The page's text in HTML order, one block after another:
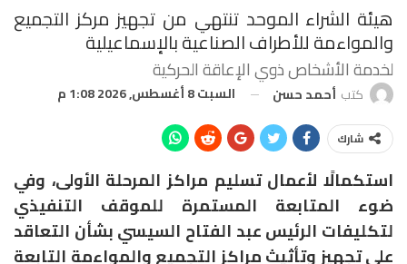
هيئة الشراء الموحد تنتهي من تجهيز مركز التجميع
والمواءمة للأطراف الصناعية بالإسماعيلية
لخدمة الأشخاص ذوي الإعاقة الحركية
كتب أحمد حسن السبت 8 أغسطس, 2026 1:08 م
شارك
استكمالًا لأعمال تسليم مراكز المرحلة الأولى، وفي
ضوء المتابعة المستمرة للموقف التنفيذي
لتكليفات الرئيس عبد الفتاح السيسي بشأن التعاقد
على تجهيز وتأثيث مراكز التجميع والمواءمة التابعة